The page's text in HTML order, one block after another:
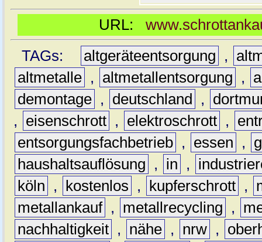
URL:
TAGs:
altgeräteentsorgung ,
altmetalle , altmetallentsorgung ,
demontage , deutschland ,
,
eisenschrott , elektroschrott ,
entsorgungsfachbetrieb , essen ,
haushaltsauflösung
, in ,
köln
, kostenlos , kupferschrott ,
metallankauf , metallrecycling ,
nachhaltigkeit , nähe , nrw ,